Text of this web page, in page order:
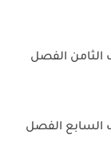
الثامن الفصل
السابع الفصل